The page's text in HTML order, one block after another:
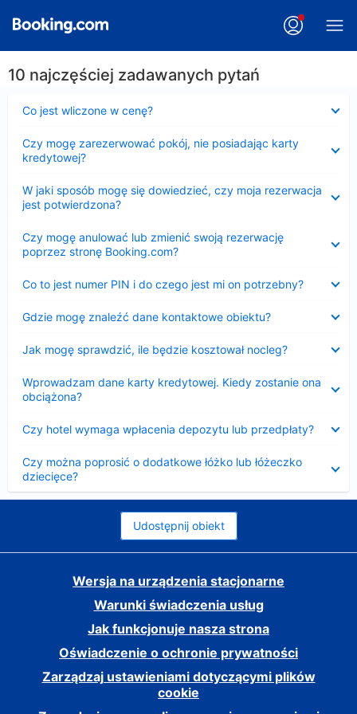
10 najczęściej zadawanych pytań
Co jest wliczone w cenę?
Czy mogę zarezerwować pokój, nie posiadając karty
kredytowej?
W jaki sposób mogę się dowiedzieć, czy moja rezerwacja
jest potwierdzona?
Czy mogę anulować lub zmienić swoją rezerwację
poprzez stronę Booking.com?
Co to jest numer PIN i do czego jest mi on potrzebny?
Gdzie mogę znaleźć dane kontaktowe obiektu?
Jak mogę sprawdzić, ile będzie kosztował nocleg?
Wprowadzam dane karty kredytowej. Kiedy zostanie ona
obciążona?
Czy hotel wymaga wpłacenia depozytu lub przedpłaty?
Czy można poprosić o dodatkowe łóżko lub łóżeczko
dziecięce?
Udostępnij obiekt
Wersja na urządzenia stacjonarne
Warunki świadczenia usług
Jak funkcjonuje nasza strona
Oświadczenie o ochronie prywatności
Zarządzaj ustawieniami dotyczącymi plików
cookie